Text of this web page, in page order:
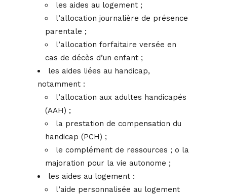
les aides au logement ;
l’allocation journalière de présence
parentale ;
l’allocation forfaitaire versée en
cas de décès d’un enfant ;
les aides liées au handicap,
notamment :
l’allocation aux adultes handicapés
(AAH) ;
la prestation de compensation du
handicap (PCH) ;
le complément de ressources ; o la
majoration pour la vie autonome ;
les aides au logement :
l’aide personnalisée au logement